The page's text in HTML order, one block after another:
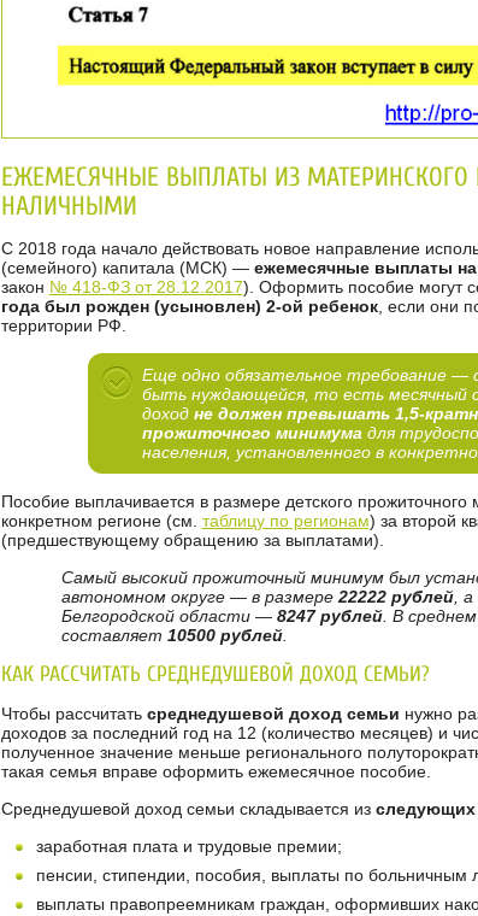
ЕЖЕМЕСЯЧНЫЕ ВЫПЛАТЫ ИЗ МАТЕРИНСКОГО
НАЛИЧНЫМИ
С 2018 года начало действовать новое направление
(семейного) капитала (МСК) — ежемесячные выплаты на
закон № 418-ФЗ от 28.12.2017). Оформить пособие могут
года был рожден (усыновлен) 2-ой ребенок, если они
территории РФ.
Еще одно обязательное требование —
быть нуждающейся, то есть месячный
доход не должен превышать 1,5-
прожиточного минимума для
населения, установленного в
Пособие выплачивается в размере детского
конкретном регионе (см. таблицу по регионам) за второй
(предшествующему обращению за выплатами).
Самый высокий прожиточный минимум был
автономном округе — в размере22222 рублей, а
Белгородской области — 8247 рублей. В
составляет 10500 рублей.
КАК РАССЧИТАТЬ СРЕДНЕДУШЕВОЙ ДОХОД СЕМЬИ?
Чтобы рассчитать среднедушевой доход семьи нужно
доходов за последний год на 12 (количество месяцев) и
полученное значение меньше регионального
такая семья вправе оформить ежемесячное пособие.
Среднедушевой доход семьи складывается из следующих
заработная плата и трудовые премии;
пенсии, стипендии, пособия, выплаты по больничным
выплаты правопреемникам граждан, оформивших